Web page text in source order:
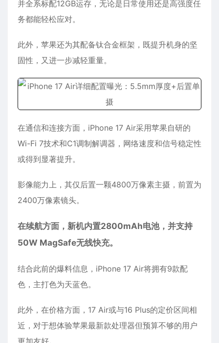
并全系标配12GB运存，无论是日常使用还是高强度任
务都能轻松应对。
此外，苹果还为其配备钛合金框架，既提升机身的坚
固性，又进一步减轻重量。
在通信和连接方面，iPhone 17 Air采用苹果自研的
Wi-Fi 7技术和C1调制解调器，网络速度和信号稳定性
或得到显著提升。
影像能力上，其仅后置一颗4800万像素主摄，前置为
2400万像素镜头。
在续航方面，新机内置2800mAh电池，并支持
50W MagSafe无线快充。
结合此前的爆料信息，iPhone 17 Air将拥有9款配
色，主打色为天蓝色。
此外，在价格方面，17 Air或与16 Plus的定价区间相
近，对于想体验苹果最新款处理器但预算不够的用户
更加友好。